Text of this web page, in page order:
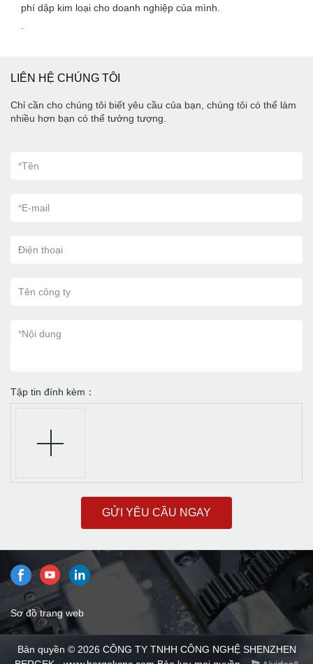
phí dập kim loại cho doanh nghiệp của mình.
LIÊN HỆ CHÚNG TÔI
Chỉ cần cho chúng tôi biết yêu cầu của bạn, chúng tôi có thể làm
nhiều hơn bạn có thể tưởng tượng.
*Tên
*E-mail
Điện thoại
Tên công ty
*Nội dung
Tập tin đính kèm：
GỬI YÊU CẦU NGAY
Sơ đồ trang web
Bản quyền © 2026 CÔNG TY TNHH CÔNG NGHỆ SHENZHEN